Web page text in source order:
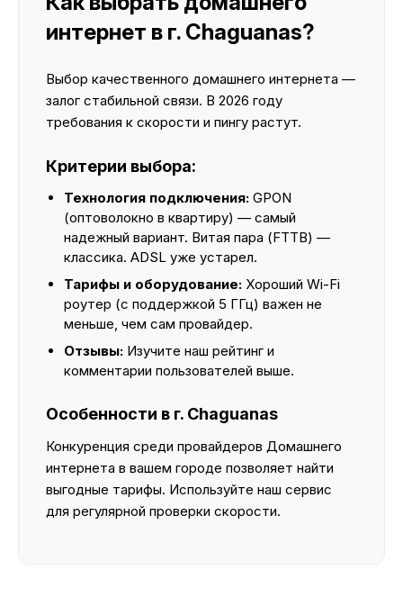
интернет в г. Chaguanas?
Выбор качественного домашнего интернета —
залог стабильной связи. В 2026 году
требования к скорости и пингу растут.
Критерии выбора:
Технология подключения: GPON
(оптоволокно в квартиру) — самый
надежный вариант. Витая пара (FTTB) —
классика. ADSL уже устарел.
Тарифы и оборудование: Хороший Wi-Fi
роутер (с поддержкой 5 ГГц) важен не
меньше, чем сам провайдер.
Отзывы: Изучите наш рейтинг и
комментарии пользователей выше.
Особенности в г. Chaguanas
Конкуренция среди провайдеров Домашнего
интернета в вашем городе позволяет найти
выгодные тарифы. Используйте наш сервис
для регулярной проверки скорости.